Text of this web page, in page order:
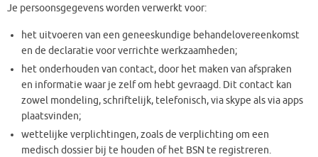
Je persoonsgegevens worden verwerkt voor:
het uitvoeren van een geneeskundige behandelovereenkomst
en de declaratie voor verrichte werkzaamheden;
het onderhouden van contact, door het maken van afspraken
en informatie waar je zelf om hebt gevraagd. Dit contact kan
zowel mondeling, schriftelijk, telefonisch, via skype als via apps
plaatsvinden;
wettelijke verplichtingen, zoals de verplichting om een
medisch dossier bij te houden of het BSN te registreren.